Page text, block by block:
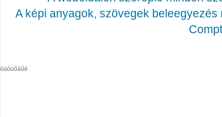
A képi anyagok, szövegek
öüóúőáűé